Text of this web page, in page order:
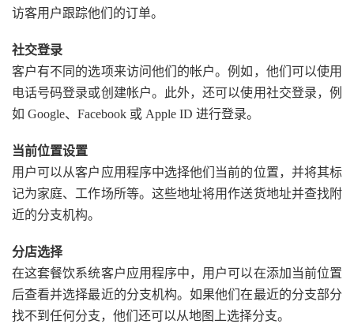
访客用户跟踪他们的订单。
社交登录
客户有不同的选项来访问他们的帐户。例如，他们可以使用
电话号码登录或创建帐户。此外，还可以使用社交登录，例
如 Google、Facebook 或 Apple ID 进行登录。
当前位置设置
用户可以从客户应用程序中选择他们当前的位置，并将其标
记为家庭、工作场所等。这些地址将用作送货地址并查找附
近的分支机构。
分店选择
在这套餐饮系统客户应用程序中，用户可以在添加当前位置
后查看并选择最近的分支机构。如果他们在最近的分支部分
找不到任何分支，他们还可以从地图上选择分支。